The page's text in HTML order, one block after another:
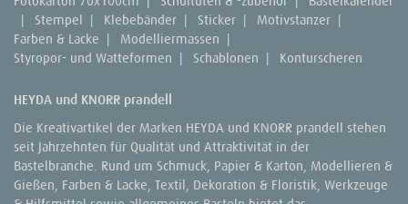
|
Stempel | Klebebänder | Sticker | Motivstanzer |
Farben & Lacke | Modelliermassen |
Styropor- und Watteformen | Schablonen | Konturscheren
HEYDA und KNORR prandell
Die Kreativartikel der Marken HEYDA und KNORR prandell stehen
seit Jahrzehnten für Qualität und Attraktivität in der
Bastelbranche. Rund um Schmuck, Papier & Karton, Modellieren &
Gießen, Farben & Lacke, Textil, Dekoration & Floristik, Werkzeuge